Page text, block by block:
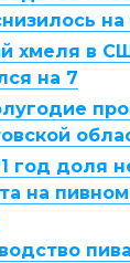
на
хмеля в
на 7
год доля
на